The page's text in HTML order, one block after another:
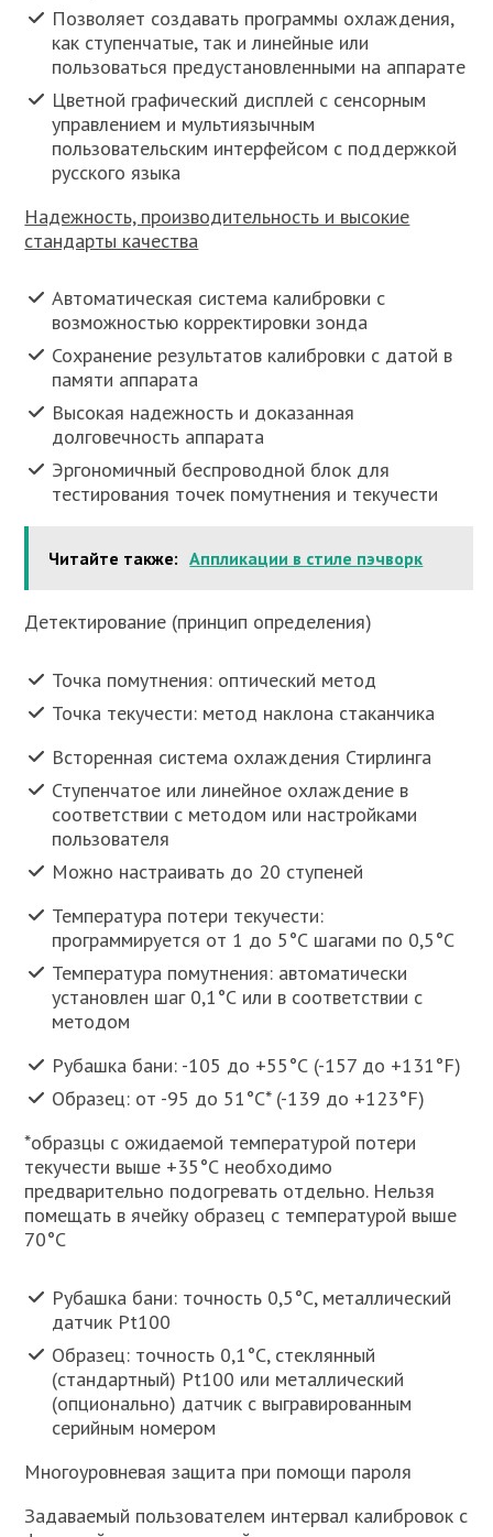
Позволяет создавать программы охлаждения,
как ступенчатые, так и линейные или
пользоваться предустановленными на аппарате
Цветной графический дисплей с сенсорным
управлением и мультиязычным
пользовательским интерфейсом с поддержкой
русского языка
Надежность, производительность и высокие
стандарты качества
Автоматическая система калибровки с
возможностью корректировки зонда
Сохранение результатов калибровки с датой в
памяти аппарата
Высокая надежность и доказанная
долговечность аппарата
Эргономичный беспроводной блок для
тестирования точек помутнения и текучести
Читайте также: Аппликации в стиле пэчворк
Детектирование (принцип определения)
Точка помутнения: оптический метод
Точка текучести: метод наклона стаканчика
Всторенная система охлаждения Стирлинга
Ступенчатое или линейное охлаждение в
соответствии с методом или настройками
пользователя
Можно настраивать до 20 ступеней
Температура потери текучести:
программируется от 1 до 5°С шагами по 0,5°С
Температура помутнения: автоматически
установлен шаг 0,1°С или в соответствии с
методом
Рубашка бани: -105 до +55°С (-157 до +131°F)
Образец: от -95 до 51°С* (-139 до +123°F)
*образцы с ожидаемой температурой потери
текучести выше +35°С необходимо
предварительно подогревать отдельно. Нельзя
помещать в ячейку образец с температурой выше
70°C
Рубашка бани: точность 0,5°С, металлический
датчик Pt100
Образец: точность 0,1°С, стеклянный
(стандартный) Pt100 или металлический
(опционально) датчик с выгравированным
серийным номером
Многоуровневая защита при помощи пароля
Задаваемый пользователем интервал калибровок с